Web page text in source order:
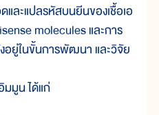
ะแปลรหัสบนยีนของเชื้อเอ
molecules และการ
อยู่ในขั้นการพัฒนา และวิจัย
มูน ได้แก่